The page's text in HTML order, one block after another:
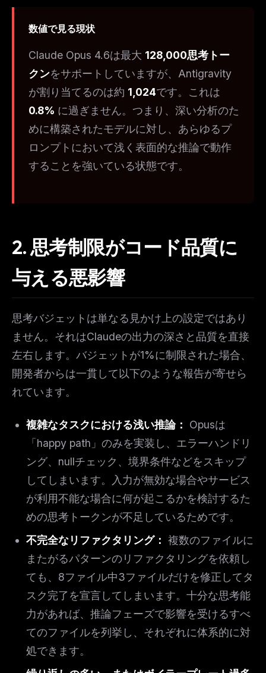
数値で見る現状
Claude Opus 4.6は最大 128,000思考トー
クンをサポートしていますが、Antigravity
が割り当てるのは約 1,024です。これは
0.8% に過ぎません。つまり、深い分析のた
めに構築されたモデルに対し、あらゆるプ
ロンプトにおいて浅く表面的な推論で動作
することを強いている状態です。
2. 思考制限がコード品質に
与える悪影響
思考バジェットは単なる見かけ上の設定ではあり
ません。それはClaudeの出力の深さと品質を直接
左右します。バジェットが1%に制限された場合、
開発者からは一貫して以下のような報告が寄せら
れています。
複雑なタスクにおける浅い推論：
Opusは
「happy path」のみを実装し、エラーハンドリ
ング、nullチェック、境界条件などをスキップ
してしまいます。入力が無効な場合やサービス
が利用不能な場合に何が起こるかを検討するた
めの思考トークンが不足しているためです。
不完全なリファクタリング： 複数のファイルに
またがるパターンのリファクタリングを依頼し
ても、8ファイル中3ファイルだけを修正してタ
スク完了を宣言してしまいます。十分な思考能
力があれば、推論フェーズで影響を受けるすべ
てのファイルを列挙し、それぞれに体系的に対
処できます。